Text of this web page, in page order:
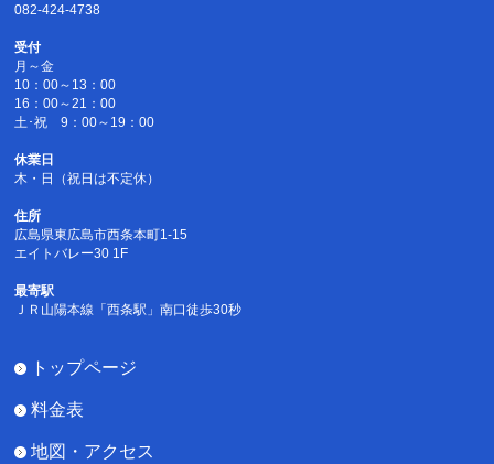
082-424-4738
受付
月～金
10：00～13：00
16：00～21：00
土･祝 9：00～19：00
休業日
木・日（祝日は不定休）
住所
広島県東広島市西条本町1-15
エイトバレー30 1F
最寄駅
ＪＲ山陽本線「西条駅」南口徒歩30秒
トップページ
料金表
地図・アクセス